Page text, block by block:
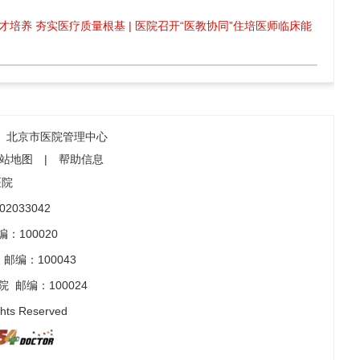
培养 夯实医疗质量根基 | 医院召开“医教协同”住培医师临床能
北京市医院管理中心
地图
|
帮助信息
100020
编：100043
邮编：100024
Reserved